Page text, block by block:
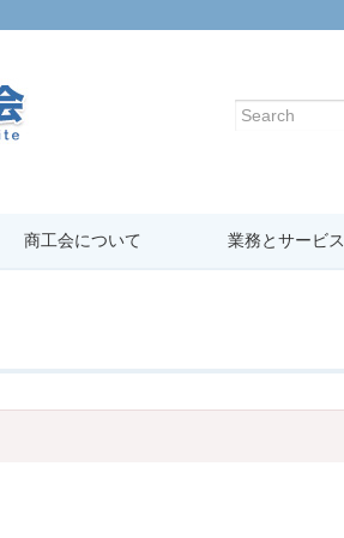
商工会について 業務とサービス